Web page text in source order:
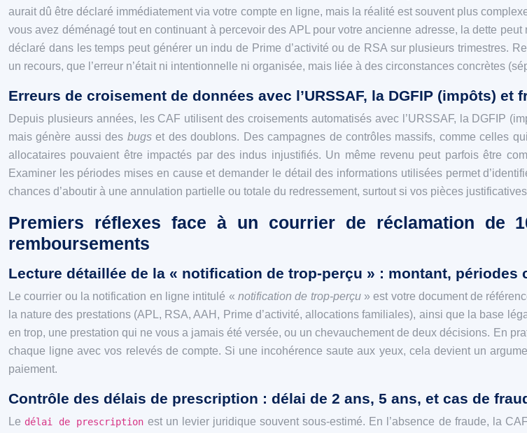
aurait dû être déclaré immédiatement via votre compte en ligne, mais la réalité est souvent plus
vous avez déménagé tout en continuant à percevoir des APL pour votre ancienne adresse, la dette
déclaré dans les temps peut générer un indu de Prime d’activité ou de RSA sur plusieurs trimestres.
un recours, que l’erreur n’était ni intentionnelle ni organisée, mais liée à des circonstances concrètes
Erreurs de croisement de données avec l’URSSAF, la DGFIP (impôts) et
Depuis plusieurs années, les CAF utilisent des croisements automatisés avec l’URSSAF, la DGFIP
mais génère aussi des bugset des doublons. Des campagnes de contrôles massifs, comme celles
allocataires pouvaient être impactés par des indus injustifiés. Un même revenu peut parfois être
Examiner les périodes mises en cause et demander le détail des informations utilisées permet
chances d’aboutir à une annulation partielle ou totale du redressement, surtout si vos pièces
Premiers réflexes face à un courrier de réclamation de
remboursements
Lecture détaillée de la « notification de trop-perçu » : montant, périodes
Le courrier ou la notification en ligne intitulé « notification de trop-perçu» est votre document de
la nature des prestations (APL, RSA, AAH, Prime d’activité, allocations familiales), ainsi que la base
en trop, une prestation qui ne vous a jamais été versée, ou un chevauchement de deux décisions. En
chaque ligne avec vos relevés de compte. Si une incohérence saute aux yeux, cela devient un
paiement.
Contrôle des délais de prescription : délai de 2 ans, 5 ans, et cas de
Le délai de prescription est un levier juridique souvent sous‑estimé. En l’absence de fraude, la